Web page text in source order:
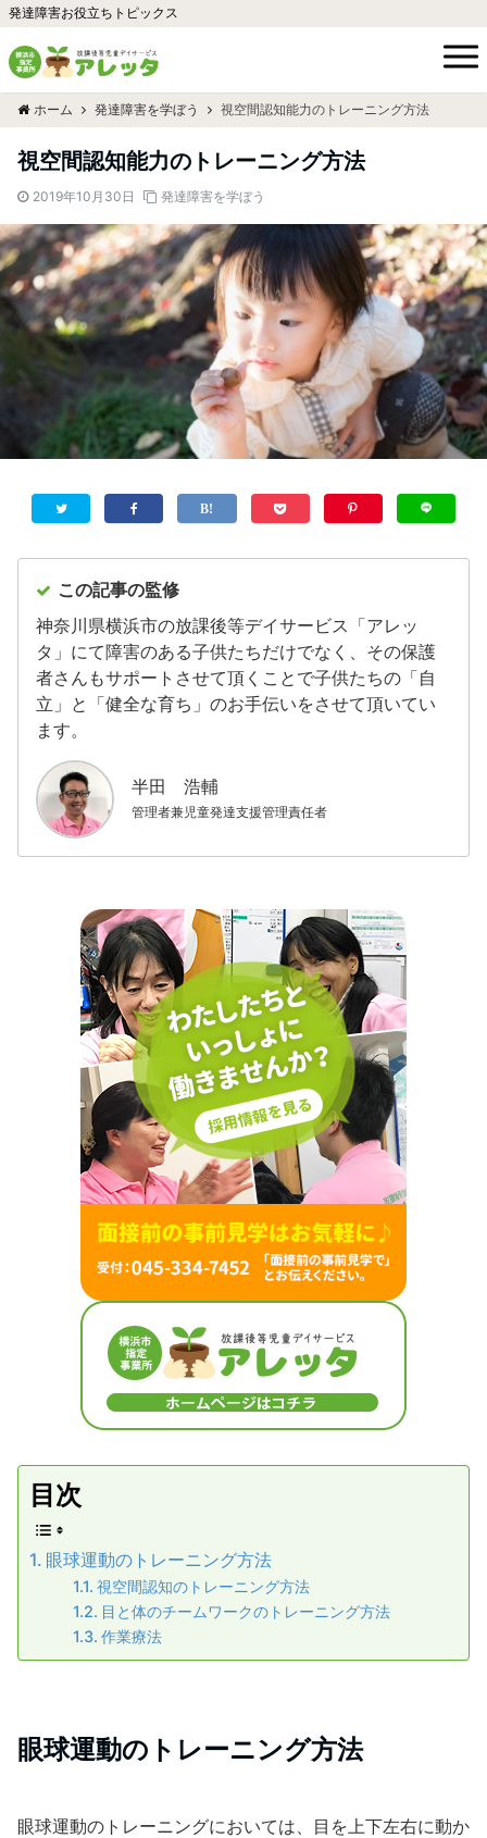
発達障害お役立ちトピックス
ホーム 発達障害を学ぼう 視空間認知能力のトレーニング方法
視空間認知能力のトレーニング方法
2019年10月30日 発達障害を学ぼう
この記事の監修
神奈川県横浜市の放課後等デイサービス「アレッ
タ」にて障害のある子供たちだけでなく、その保護
者さんもサポートさせて頂くことで子供たちの「自
立」と「健全な育ち」のお手伝いをさせて頂いてい
ます。
半田 浩輔
管理者兼児童発達支援管理責任者
目次
眼球運動のトレーニング方法
視空間認知のトレーニング方法
目と体のチームワークのトレーニング方法
作業療法
眼球運動のトレーニング方法
眼球運動のトレーニングにおいては、目を上下左右に動か